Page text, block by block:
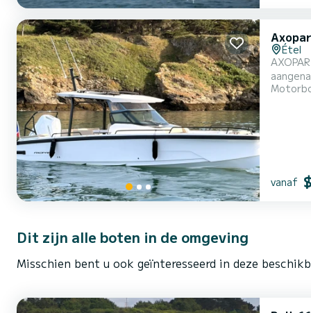
Étel
AXOPAR 29 SUN TOP -
aangename besturing Uitrusting : • 400 pk
Dubbele
vanaf
Dit zijn alle boten in de omgeving
Misschien bent u ook geïnteresseerd in deze